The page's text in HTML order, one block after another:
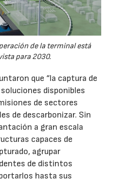
de la terminal está
para 2030.
que “la captura de
disponibles
de sectores
de descarbonizar. Sin
a gran escala
capaces de
agrupar
de distintos
hasta sus